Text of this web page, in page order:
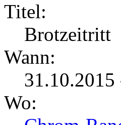
Titel:
Brotzeitritt
Wann:
Wo: